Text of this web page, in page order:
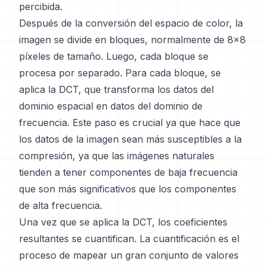
percibida.
Después de la conversión del espacio de color, la
imagen se divide en bloques, normalmente de 8x8
píxeles de tamaño. Luego, cada bloque se
procesa por separado. Para cada bloque, se
aplica la DCT, que transforma los datos del
dominio espacial en datos del dominio de
frecuencia. Este paso es crucial ya que hace que
los datos de la imagen sean más susceptibles a la
compresión, ya que las imágenes naturales
tienden a tener componentes de baja frecuencia
que son más significativos que los componentes
de alta frecuencia.
Una vez que se aplica la DCT, los coeficientes
resultantes se cuantifican. La cuantificación es el
proceso de mapear un gran conjunto de valores